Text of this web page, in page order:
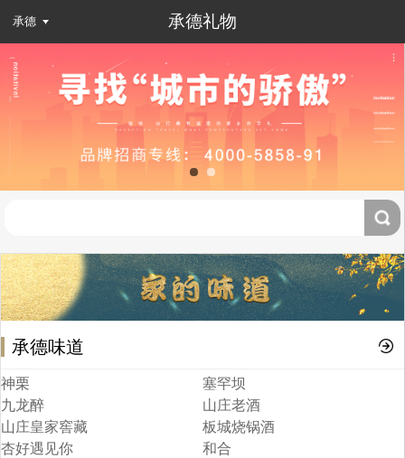
承德 承德礼物
承德味道
神栗
塞罕坝
九龙醉
山庄老酒
山庄皇家窖藏
板城烧锅酒
杏好遇见你
和合